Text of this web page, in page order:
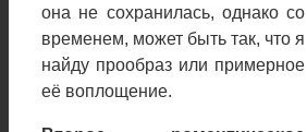
она не сохранилась, однако со
временем, может быть так, что я
найду прообраз или примерное
её воплощение.